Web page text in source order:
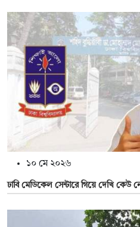
১০ মে ২০২৬
ঢাবি মেডিকেল সেন্টারে গিয়ে দেখি কেউ